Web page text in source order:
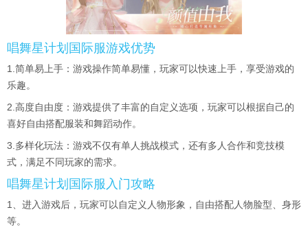
唱舞星计划国际服游戏优势
1.简单易上手：游戏操作简单易懂，玩家可以快速上手，享受游戏的
乐趣。
2.高度自由度：游戏提供了丰富的自定义选项，玩家可以根据自己的
喜好自由搭配服装和舞蹈动作。
3.多样化玩法：游戏不仅有单人挑战模式，还有多人合作和竞技模
式，满足不同玩家的需求。
唱舞星计划国际服入门攻略
1、进入游戏后，玩家可以自定义人物形象，自由搭配人物脸型、身形
等。